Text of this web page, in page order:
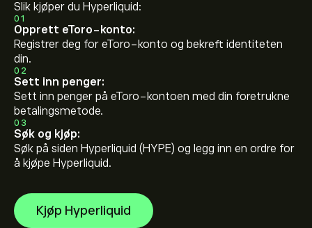
Slik kjøper du Hyperliquid:
01
Opprett eToro-konto:
Registrer deg for eToro-konto og bekreft identiteten
din.
02
Sett inn penger:
Sett inn penger på eToro-kontoen med din foretrukne
betalingsmetode.
03
Søk og kjøp:
Søk på siden Hyperliquid (HYPE) og legg inn en ordre for
å kjøpe Hyperliquid.
Kjøp Hyperliquid